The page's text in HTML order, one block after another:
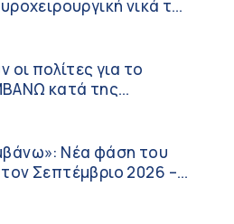
«ΕΡΡΙΚΟΣ ΝΤΥΝΑΝ»
να αντιμετωπίσετε
(Metropolitan
πρέπει να
διαιτολόγο;
νικά το
οι πολίτες για το
κατά της
Νέα φάση του
Σεπτέμβριο 2026 –
έως το 2030